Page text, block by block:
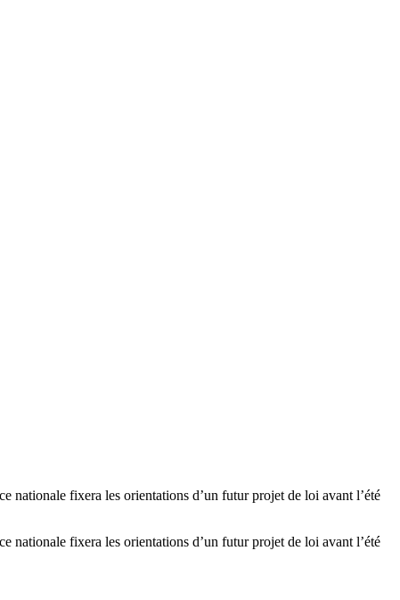
nationale fixera les orientations d’un futur projet de loi avant l’été
nationale fixera les orientations d’un futur projet de loi avant l’été